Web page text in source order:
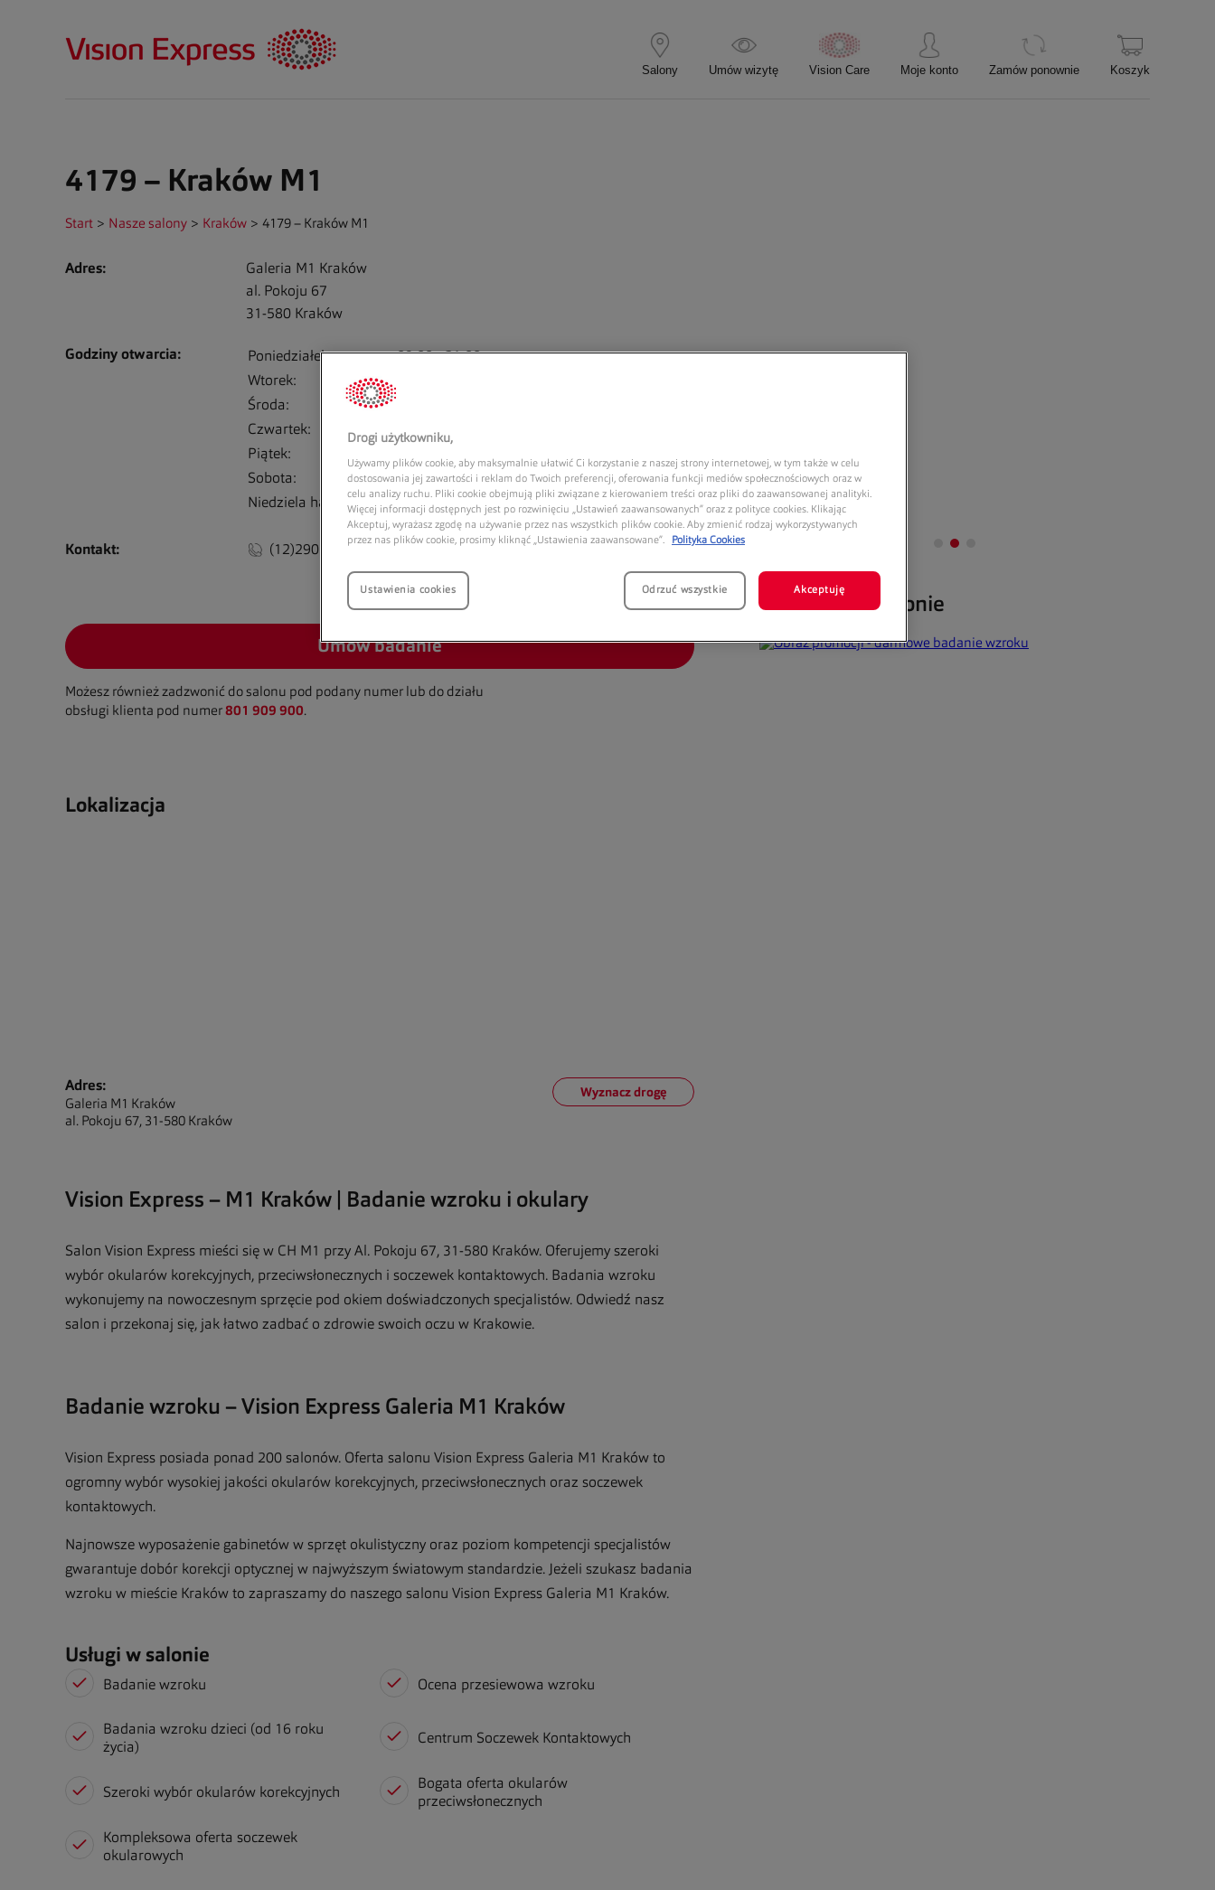
4179 – Kraków M1
Start > Nasze salony > Kraków > 4179 – Kraków M1
Adres:
Galeria M1 Kraków
al. Pokoju 67
31-580 Kraków
Godziny otwarcia: Poniedziałek: 09:00
21:00
Wtorek:
Środa:
Czwartek:
09:00
Piątek:
Sobota:
09:00
21:00
Niedziela handlowa:
10:00 20:00
Kontakt: (12)290 92 02
Umów badanie
Możesz również zadzwonić do salonu pod podany numer lub do działu
obsługi klienta pod numer 801 909 900.
Lokalizacja
Adres:
Galeria M1 Kraków
al. Pokoju 67, 31-580 Kraków
Wyznacz drogę
Vision Express – M1 Kraków | Badanie wzroku i okulary
Salon Vision Express mieści się w CH M1 przy Al. Pokoju 67, 31-580 Kraków. Oferujemy szeroki
wybór okularów korekcyjnych, przeciwsłonecznych i soczewek kontaktowych. Badania wzroku
wykonujemy na nowoczesnym sprzęcie pod okiem doświadczonych specjalistów. Odwiedź nasz
salon i przekonaj się, jak łatwo zadbać o zdrowie swoich oczu w Krakowie.
Badanie wzroku – Vision Express Galeria M1 Kraków
Vision Express posiada ponad 200 salonów. Oferta salonu Vision Express Galeria M1 Kraków to
ogromny wybór wysokiej jakości okularów korekcyjnych, przeciwsłonecznych oraz soczewek
kontaktowych.
Najnowsze wyposażenie gabinetów w sprzęt okulistyczny oraz poziom kompetencji specjalistów
gwarantuje dobór korekcji optycznej w najwyższym światowym standardzie. Jeżeli szukasz badania
wzroku w mieście Kraków to zapraszamy do naszego salonu Vision Express Galeria M1 Kraków.
Usługi w salonie
Badanie wzroku Ocena przesiewowa wzroku
Badania wzroku dzieci (od 16 roku
życia)
Centrum Soczewek Kontaktowych
Szeroki wybór okularów korekcyjnych
Bogata oferta okularów
przeciwsłonecznych
Kompleksowa oferta soczewek
okularowych
Promocje w salonie
Drogi użytkowniku,
Używamy plików cookie, aby maksymalnie ułatwić Ci korzystanie z naszej strony internetowej, w tym także w celu
dostosowania jej zawartości i reklam do Twoich preferencji, oferowania funkcji mediów społecznościowych oraz w
celu analizy ruchu. Pliki cookie obejmują pliki związane z kierowaniem treści oraz pliki do zaawansowanej analityki.
Więcej informacji dostępnych jest po rozwinięciu „Ustawień zaawansowanych” oraz z polityce cookies. Klikając
Akceptuj, wyrażasz zgodę na używanie przez nas wszystkich plików cookie. Aby zmienić rodzaj wykorzystywanych
przez nas plików cookie, prosimy kliknąć „Ustawienia zaawansowane”.
Polityka Cookies
Ustawienia cookies Odrzuć wszystkie Akceptuję